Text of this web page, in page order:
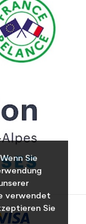
Sie
verwendet
Sie